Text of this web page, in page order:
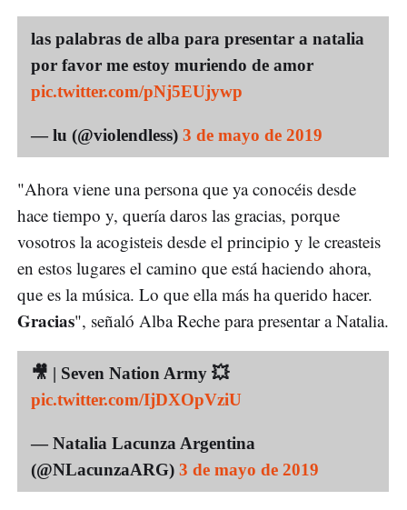
las palabras de alba para presentar a natalia
por favor me estoy muriendo de amor
pic.twitter.com/pNj5EUjywp
— lu (@violendless) 3 de mayo de 2019
"Ahora viene una persona que ya conocéis desde
hace tiempo y, quería daros las gracias, porque
vosotros la acogisteis desde el principio y le creasteis
en estos lugares el camino que está haciendo ahora,
que es la música. Lo que ella más ha querido hacer.
Gracias", señaló Alba Reche para presentar a Natalia.
🎥 | Seven Nation Army 💥
pic.twitter.com/IjDXOpVziU
— Natalia Lacunza Argentina
(@NLacunzaARG) 3 de mayo de 2019